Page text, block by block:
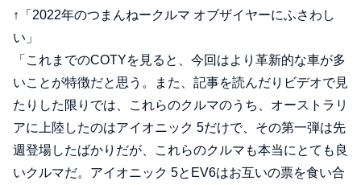
↑「2022年のつまんねークルマ オブザイヤーにふさわし
い」
「これまでのCOTYを見ると、今回はより革新的な車が多
いことが特徴だと思う。また、記事を読んだりビデオで見
たりした限りでは、これらのクルマのうち、オーストラリ
アに上陸したのはアイオニック 5だけで、その第一弾は先
週登場したばかりだが、これらのクルマも本当にとても良
いクルマだ。アイオニック 5とEV6はお互いの票を食い合